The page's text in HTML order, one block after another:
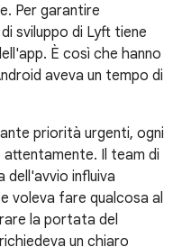
Per garantire
sviluppo di Lyft tiene
È così che hanno
aveva un tempo di
priorità urgenti, ogni
Il team di
dell'avvio influiva
voleva fare qualcosa al
la portata del
un chiaro